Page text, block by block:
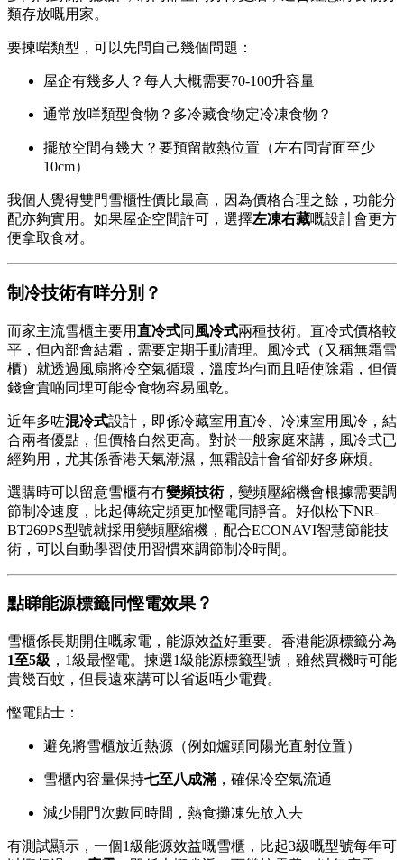
類存放嘅用家。
要揀啱類型，可以先問自己幾個問題：
屋企有幾多人？每人大概需要70-100升容量
通常放咩類型食物？多冷藏食物定冷凍食物？
擺放空間有幾大？要預留散熱位置（左右同背面至少
10cm）
我個人覺得雙門雪櫃性價比最高，因為價格合理之餘，功能分
配亦夠實用。如果屋企空間許可，選擇左凍右藏嘅設計會更方
便拿取食材。
制冷技術有咩分別？
而家主流雪櫃主要用直冷式同 風冷式兩種技術。直冷式價格較
平，但內部會結霜，需要定期手動清理。風冷式（又稱無霜雪
櫃）就透過風扇將冷空氣循環，溫度均勻而且唔使除霜，但價
錢會貴啲同埋可能令食物容易風乾。
近年多咗混冷式設計，即係冷藏室用直冷、冷凍室用風冷，結
合兩者優點，但價格自然更高。對於一般家庭來講，風冷式已
經夠用，尤其係香港天氣潮濕，無霜設計會省卻好多麻煩。
選購時可以留意雪櫃有冇變頻技術，變頻壓縮機會根據需要調
節制冷速度，比起傳統定頻更加慳電同靜音。好似松下NR-
BT269PS型號就採用變頻壓縮機，配合ECONAVI智慧節能技
術，可以自動學習使用習慣來調節制冷時間。
點睇能源標籤同慳電效果？
雪櫃係長期開住嘅家電，能源效益好重要。香港能源標籤分為
1至5級 ，1級最慳電。揀選1級能源標籤型號，雖然買機時可能
貴幾百蚊，但長遠來講可以省返唔少電費。
慳電貼士：
避免將雪櫃放近熱源（例如爐頭同陽光直射位置）
雪櫃內容量保持七至八成滿 ，確保冷空氣流通
減少開門次數同時間，熱食攤凍先放入去
有測試顯示，一個1級能源效益嘅雪櫃，比起3級嘅型號每年可